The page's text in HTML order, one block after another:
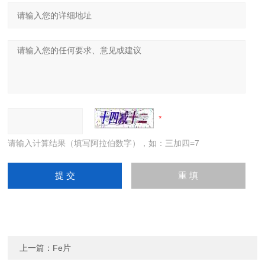
请输入计算结果（填写阿拉伯数字），如：三加四=7
上一篇： Fe片